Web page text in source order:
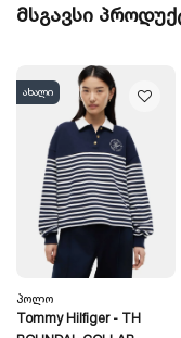
მსგავსი
ახალი
Პოლო
Tommy Hilfiger - TH